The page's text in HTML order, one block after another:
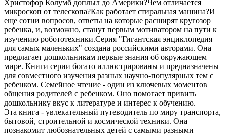
Христофор Колумб доплыл до Америки?Чем отличается
микроскоп от телескопа?Как работает стиральная машина?И
еще сотни вопросов, ответы на которые расширят кругозор
ребенка, и, возможно, станут первым мотиватором на пути к
изучению робототехники.Серия "Гигантская энциклопедия
для самых маленьких" создана российскими авторами. Она
предлагает дошкольникам первые знания об окружающем
мире. Книги серии богато иллюстрированы и предназначены
для совместного изучения разных научно-популярных тем с
ребенком. Семейное чтение - один из ключевых моментов
общения родителей с ребенком. Оно помогает привить
дошкольнику вкус к литературе и интерес к обучению.
Эта книга - увлекательный путеводитель по миру транспорта,
бытовой, строительной и космической техники. Она
познакомит любознательных детей с самыми разными